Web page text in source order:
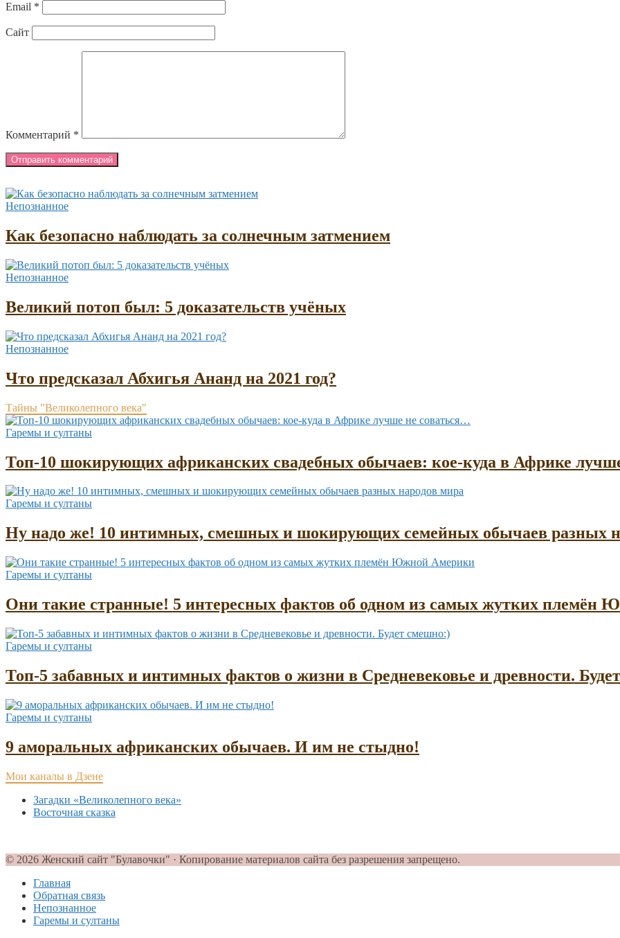
Email *
Сайт
Комментарий *
Непознанное
Как безопасно наблюдать за солнечным затмением
Непознанное
Великий потоп был: 5 доказательств учёных
Непознанное
Что предсказал Абхигья Ананд на 2021 год?
Тайны "Великолепного века"
Гаремы и султаны
Топ-10 шокирующих африканских свадебных обычаев: кое-куда в Африке
Гаремы и султаны
Ну надо же! 10 интимных, смешных и шокирующих семейных обычаев разных
Гаремы и султаны
Они такие странные! 5 интересных фактов об одном из самых жутких племён
Гаремы и султаны
Топ-5 забавных и интимных фактов о жизни в Средневековье и древности.
Гаремы и султаны
9 аморальных африканских обычаев. И им не стыдно!
Мои каналы в Дзене
Загадки «Великолепного века»
Восточная сказка
© 2026 Женский сайт "Булавочки" · Копирование материалов сайта без разрешения запрещено.
Главная
Обратная связь
Непознанное
Гаремы и султаны